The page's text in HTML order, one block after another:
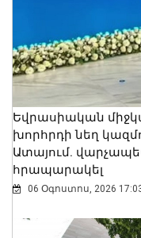
Եվրասիական
խորհրդի նեղ
Ատայում.
հրապարակել
06 Օգոստոս, 2026